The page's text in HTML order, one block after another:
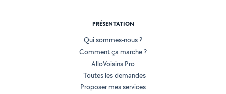
PRÉSENTATION
Qui sommes-nous ?
Comment ça marche ?
AlloVoisins Pro
Toutes les demandes
Proposer mes services